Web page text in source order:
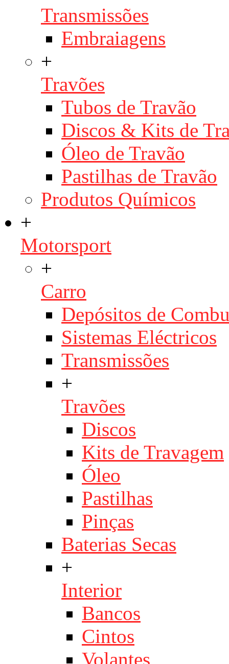
Transmissões
Embraiagens
+
Travões
Tubos de Travão
Discos & Kits de
Óleo de Travão
Pastilhas de Travão
Produtos Químicos
+
Motorsport
+
Carro
Depósitos de
Sistemas Eléctricos
Transmissões
+
Travões
Discos
Kits de Travagem
Óleo
Pastilhas
Pinças
Baterias Secas
+
Interior
Bancos
Cintos
Volantes